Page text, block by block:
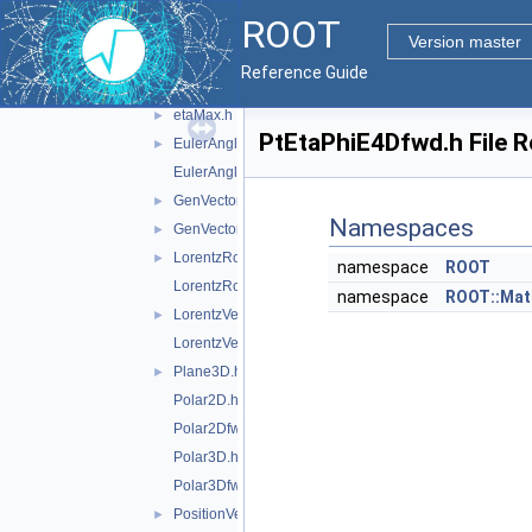
ROOT
Version master
Reference Guide
► DisplacementVector3D.h
DisplacementVector3Dfwd.h
► eta.h
► etaMax.h
►
EulerAngles.h
EulerAnglesfwd.h
► GenVector_exception.h
► GenVectorIO.h
►
LorentzRotation.h
LorentzRotationfwd.h
►
LorentzVector.h
LorentzVectorfwd.h
►
Plane3D.h
Polar2D.h
Polar2Dfwd.h
Polar3D.h
Polar3Dfwd.h
►
PositionVector2D.h
PtEtaPhiE4Dfwd.h File
Namespaces
namespace
ROOT
namespace